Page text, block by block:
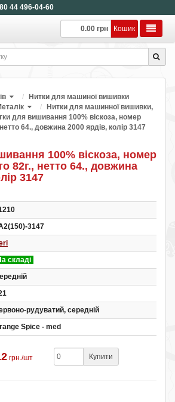
44 496-04-60
0.00 грн Кошик
Нитки для машиної вишивки
Нитки для машинної вишивки,
для вишивання 100% віскоза, номер
64., довжина 2000 ярдів, колір 3147
100% віскоза, номер
82г., нетто 64., довжина
3147
3147
складі
рудуватий, середній
Spice - med
грн./шт Купити